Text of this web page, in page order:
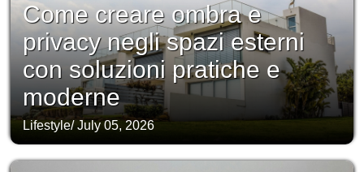
Come creare ombra e
privacy negli spazi esterni
con soluzioni pratiche e
moderne
Lifestyle/July 05, 2026